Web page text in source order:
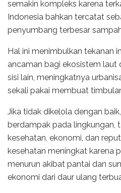
semakin kompleks karena
Indonesia bahkan tercatat
penyumbang terbesar
Hal ini menimbulkan tekanan
ancaman bagi ekosistem laut
sisi lain, meningkatnya
sekali pakai membuat
Jika tidak dikelola dengan
berdampak pada lingkungan,
kesehatan, ekonomi, dan
kesehatan meningkat karena
menurun akibat pantai dan
ekonomi dari daur ulang